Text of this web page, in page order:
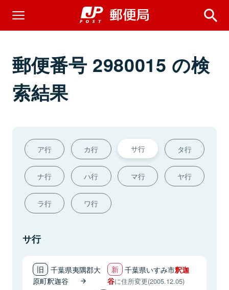
郵便番号 2980015 の検
索結果
ア行 カ行 サ行 タ行
ナ行 ハ行 マ行 ヤ行
ラ行 ワ行
サ行
千葉県夷隅郡大
原町釈迦谷
千葉県いすみ市釈迦
谷に住所変更(2005.12.05)